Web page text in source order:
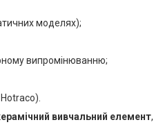
моделях);
випромінюванню;
вивчальний елемент